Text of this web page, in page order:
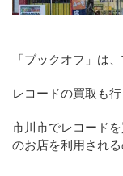
「ブックオフ」は
レコードの買取も
市川市でレコード
のお店を利用される